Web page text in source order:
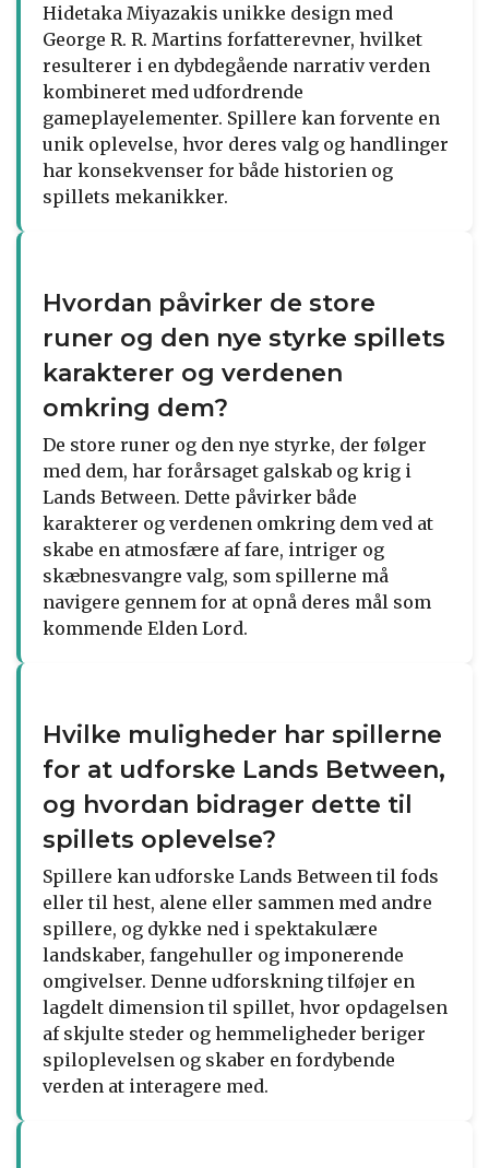
Hidetaka Miyazakis unikke design med
George R. R. Martins forfatterevner, hvilket
resulterer i en dybdegående narrativ verden
kombineret med udfordrende
gameplayelementer. Spillere kan forvente en
unik oplevelse, hvor deres valg og handlinger
har konsekvenser for både historien og
spillets mekanikker.
Hvordan påvirker de store
runer og den nye styrke spillets
karakterer og verdenen
omkring dem?
De store runer og den nye styrke, der følger
med dem, har forårsaget galskab og krig i
Lands Between. Dette påvirker både
karakterer og verdenen omkring dem ved at
skabe en atmosfære af fare, intriger og
skæbnesvangre valg, som spillerne må
navigere gennem for at opnå deres mål som
kommende Elden Lord.
Hvilke muligheder har spillerne
for at udforske Lands Between,
og hvordan bidrager dette til
spillets oplevelse?
Spillere kan udforske Lands Between til fods
eller til hest, alene eller sammen med andre
spillere, og dykke ned i spektakulære
landskaber, fangehuller og imponerende
omgivelser. Denne udforskning tilføjer en
lagdelt dimension til spillet, hvor opdagelsen
af skjulte steder og hemmeligheder beriger
spiloplevelsen og skaber en fordybende
verden at interagere med.